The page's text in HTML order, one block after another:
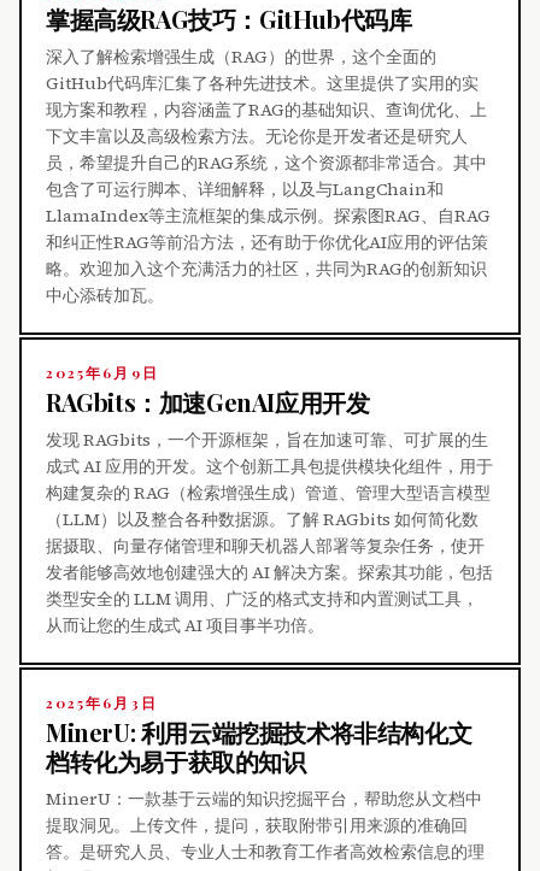
掌握高级RAG技巧：GitHub代码库
深入了解检索增强生成（RAG）的世界，这个全面的
GitHub代码库汇集了各种先进技术。这里提供了实用的实
现方案和教程，内容涵盖了RAG的基础知识、查询优化、上
下文丰富以及高级检索方法。无论你是开发者还是研究人
员，希望提升自己的RAG系统，这个资源都非常适合。其中
包含了可运行脚本、详细解释，以及与LangChain和
LlamaIndex等主流框架的集成示例。探索图RAG、自RAG
和纠正性RAG等前沿方法，还有助于你优化AI应用的评估策
略。欢迎加入这个充满活力的社区，共同为RAG的创新知识
中心添砖加瓦。
2025年6月9日
RAGbits：加速GenAI应用开发
发现 RAGbits，一个开源框架，旨在加速可靠、可扩展的生
成式 AI 应用的开发。这个创新工具包提供模块化组件，用于
构建复杂的 RAG（检索增强生成）管道、管理大型语言模型
（LLM）以及整合各种数据源。了解 RAGbits 如何简化数
据摄取、向量存储管理和聊天机器人部署等复杂任务，使开
发者能够高效地创建强大的 AI 解决方案。探索其功能，包括
类型安全的 LLM 调用、广泛的格式支持和内置测试工具，
从而让您的生成式 AI 项目事半功倍。
2025年6月3日
MinerU: 利用云端挖掘技术将非结构化文
档转化为易于获取的知识
MinerU：一款基于云端的知识挖掘平台，帮助您从文档中
提取洞见。上传文件，提问，获取附带引用来源的准确回
答。是研究人员、专业人士和教育工作者高效检索信息的理